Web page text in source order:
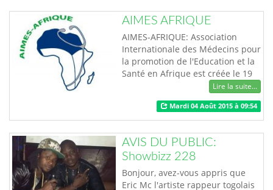
AIMES AFRIQUE
AIMES-AFRIQUE: Association
Internationale des Médecins pour
la promotion de l'Education et la
Santé en Afrique est créée le 19
Janvier 2005 à Lomé et regroupe
des médecins, pharmaciens,
paramédicaux et autres membres
sympathisants. AIMES-AFRIQUE
est spécialisée dans les actions
humanitaires et sociales à
l'endroit des populations
démunies sur l'en…
Lire la suite...
Mardi 04 Août 2015 à 09:54
AVIS DU PUBLIC:
Showbizz 228
Bonjour, avez-vous appris que
Eric Mc l'artiste rappeur togolais